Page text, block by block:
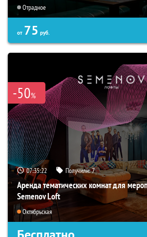
Отрадное
от 75 руб.
-50%
07:35:21 Получили:7
Аренда тематических комнат для
Semenov Loft
Октябрьская